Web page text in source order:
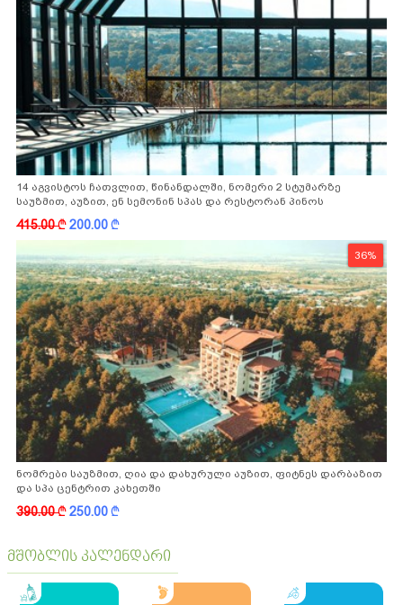
14 აგვისტოს ჩათვლით, წინანდალში, ნომერი 2 სტუმარზე
საუზმით, აუზით, ენ სემონინ სპას და რესტორან პინოს
ფასდაკლებით
415.00k200.00k
36%
ნომრები საუზმით, ღია და დახურული აუზით, ფიტნეს დარბაზით
და სპა ცენტრით კახეთში
390.00k250.00k
მშობლის კალენდარი